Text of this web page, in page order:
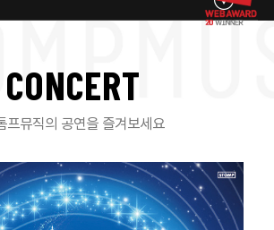
CONCERT
프뮤직의 공연을 즐겨보세요